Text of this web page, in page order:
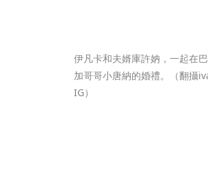
伊凡卡和夫婿庫許妠，一起在
加哥哥小唐納的婚禮。（翻攝
IG）